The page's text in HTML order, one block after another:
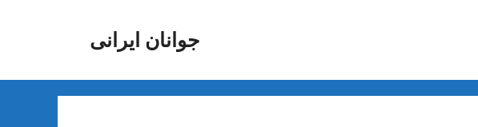
جوانان ایرانی